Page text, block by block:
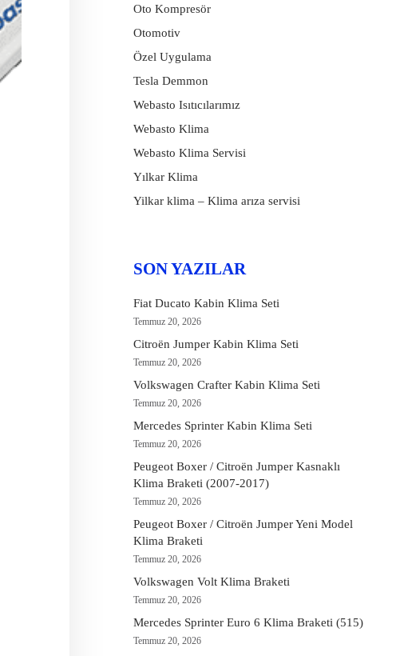
Oto Kompresör
Otomotiv
Özel Uygulama
Tesla Demmon
Webasto Isıtıcılarımız
Webasto Klima
Webasto Klima Servisi
Yılkar Klima
Yilkar klima – Klima arıza servisi
SON YAZILAR
Fiat Ducato Kabin Klima Seti
Temmuz 20, 2026
Citroën Jumper Kabin Klima Seti
Temmuz 20, 2026
Volkswagen Crafter Kabin Klima Seti
Temmuz 20, 2026
Mercedes Sprinter Kabin Klima Seti
Temmuz 20, 2026
Peugeot Boxer / Citroën Jumper Kasnaklı
Klima Braketi (2007-2017)
Temmuz 20, 2026
Peugeot Boxer / Citroën Jumper Yeni Model
Klima Braketi
Temmuz 20, 2026
Volkswagen Volt Klima Braketi
Temmuz 20, 2026
Mercedes Sprinter Euro 6 Klima Braketi (515)
Temmuz 20, 2026